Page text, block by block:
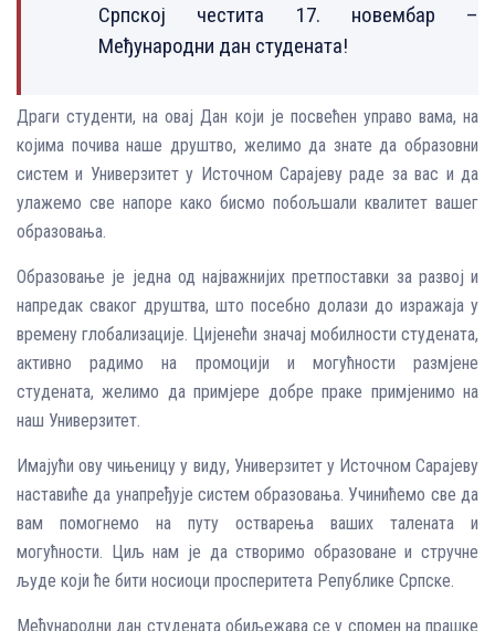
Српској честита 17. новембар –
Међународни дан студената!
Драги студенти, на овај Дан који је посвећен управо вама, на
којима почива наше друштво, желимо да знате да образовни
систем и Универзитет у Источном Сарајеву раде за вас и да
улажемо све напоре како бисмо побољшали квалитет вашег
образовања.
Образовање је једна од најважнијих претпоставки за развој и
напредак сваког друштва, што посебно долази до изражаја у
времену глобализације. Цијенећи значај мобилности студената,
активно радимо на промоцији и могућности размјене
студената, желимо да примјере добре праке примјенимо на
наш Универзитет.
Имајући ову чињеницу у виду, Универзитет у Источном Сарајеву
наставиће да унапређује систем образовања. Учинићемо све да
вам помогнемо на путу остварења ваших талената и
могућности. Циљ нам је да створимо образоване и стручне
људе који ће бити носиоци просперитета Републике Српске.
Међународни дан студената обиљежава се у спомен на прашке